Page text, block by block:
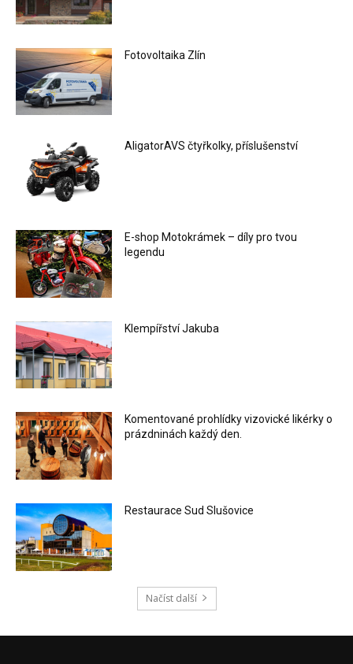
Fotovoltaika Zlín
AligatorAVS čtyřkolky, příslušenství
E-shop Motokrámek – díly pro tvou
legendu
Klempířství Jakuba
Komentované prohlídky vizovické likérky o
prázdninách každý den.
Restaurace Sud Slušovice
Načíst další